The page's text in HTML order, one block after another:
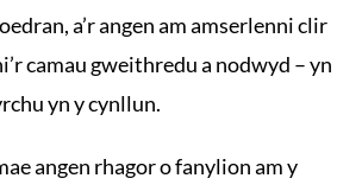
a’r angen am amserlenni clir
camau gweithredu a nodwyd – yn
yn y cynllun.
angen rhagor o fanylion am y